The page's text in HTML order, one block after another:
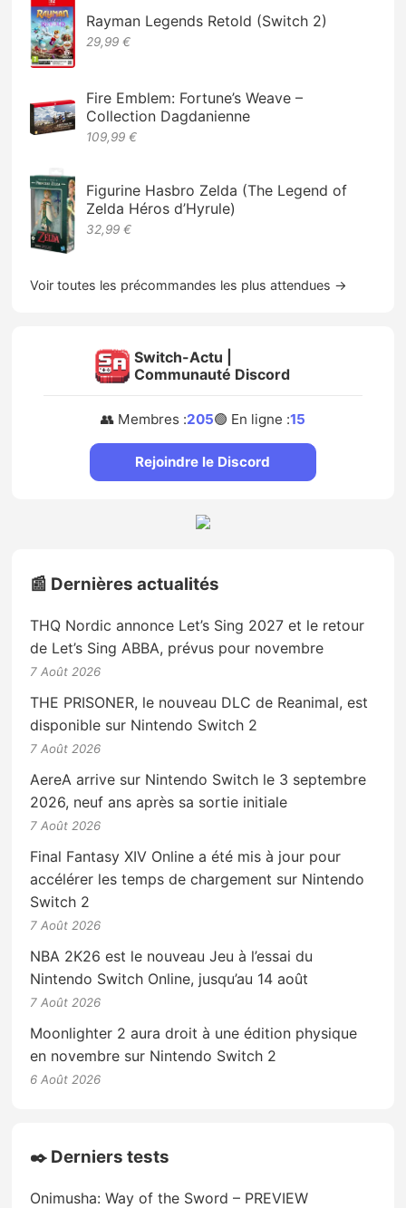
Rayman Legends Retold (Switch 2)
29,99 €
Fire Emblem: Fortune’s Weave –
Collection Dagdanienne
109,99 €
Figurine Hasbro Zelda (The Legend of
Zelda Héros d’Hyrule)
32,99 €
Voir toutes les précommandes les plus attendues →
Switch-Actu |
Communauté Discord
👥 Membres :205🟢 En ligne :15
Rejoindre le Discord
📰 Dernières actualités
THQ Nordic annonce Let’s Sing 2027 et le retour
de Let’s Sing ABBA, prévus pour novembre
7 Août 2026
THE PRISONER, le nouveau DLC de Reanimal, est
disponible sur Nintendo Switch 2
7 Août 2026
AereA arrive sur Nintendo Switch le 3 septembre
2026, neuf ans après sa sortie initiale
7 Août 2026
Final Fantasy XIV Online a été mis à jour pour
accélérer les temps de chargement sur Nintendo
Switch 2
7 Août 2026
NBA 2K26 est le nouveau Jeu à l’essai du
Nintendo Switch Online, jusqu’au 14 août
7 Août 2026
Moonlighter 2 aura droit à une édition physique
en novembre sur Nintendo Switch 2
6 Août 2026
✒️ Derniers tests
Onimusha: Way of the Sword – PREVIEW